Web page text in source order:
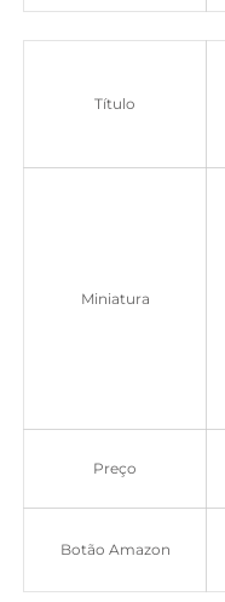
Título
Miniatura
Preço
Botão Amazon